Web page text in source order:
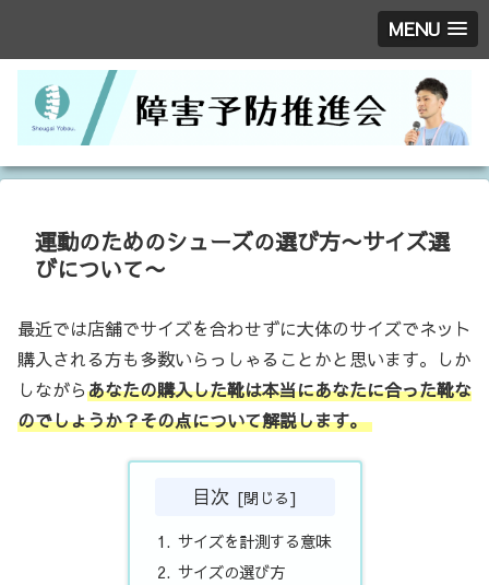
MENU
運動のためのシューズの選び方〜サイズ選
びについて〜
最近では店舗でサイズを合わせずに大体のサイズでネット
購入される方も多数いらっしゃることかと思います。しか
しながらあなたの購入した靴は本当にあなたに合った靴な
のでしょうか？その点について解説します。
目次
サイズを計測する意味
サイズの選び方